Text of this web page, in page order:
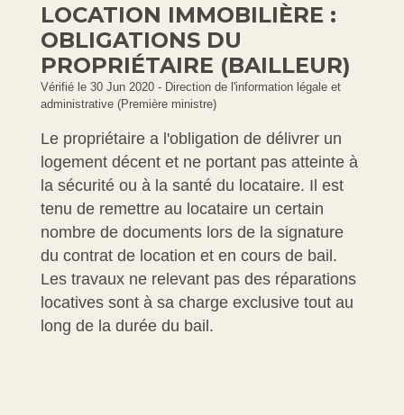
LOCATION IMMOBILIÈRE :
OBLIGATIONS DU
PROPRIÉTAIRE (BAILLEUR)
Vérifié le 30 Jun 2020 - Direction de l'information légale et
administrative (Première ministre)
Le propriétaire a l'obligation de délivrer un
logement décent et ne portant pas atteinte à
la sécurité ou à la santé du locataire. Il est
tenu de remettre au locataire un certain
nombre de documents lors de la signature
du contrat de location et en cours de bail.
Les travaux ne relevant pas des réparations
locatives sont à sa charge exclusive tout au
long de la durée du bail.